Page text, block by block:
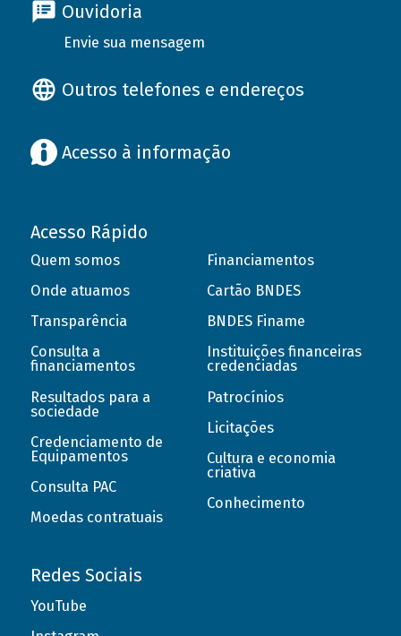
Ouvidoria
Envie sua mensagem
Outros telefones e endereços
Acesso à informação
Acesso Rápido
Quem somos
Onde atuamos
Transparência
Consulta a
financiamentos
Resultados para a
sociedade
Credenciamento de
Equipamentos
Consulta PAC
Moedas contratuais
Financiamentos
Cartão BNDES
BNDES Finame
Instituições financeiras
credenciadas
Patrocínios
Licitações
Cultura e economia
criativa
Conhecimento
Redes Sociais
YouTube